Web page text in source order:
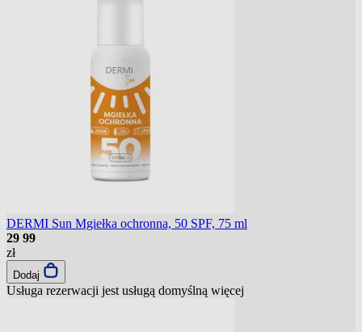
DERMI Sun Mgiełka ochronna, 50 SPF, 75 ml
29 99
zł
Dodaj
Usługa rezerwacji jest usługą domyślną więcej